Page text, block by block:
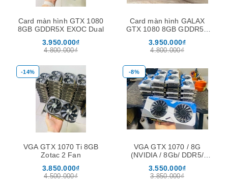
Card màn hình GTX 1080
8GB GDDR5X EXOC Dual
3.950.000₫
4.800.000₫
Card màn hình GALAX
GTX 1080 8GB GDDR5X
3.950.000₫
4.800.000₫
-14%
VGA GTX 1070 Ti 8GB
Zotac 2 Fan
3.850.000₫
4.500.000₫
-8%
VGA GTX 1070 / 8G
(NVIDIA / 8Gb/ DDR5/
3.550.000₫
3.850.000₫